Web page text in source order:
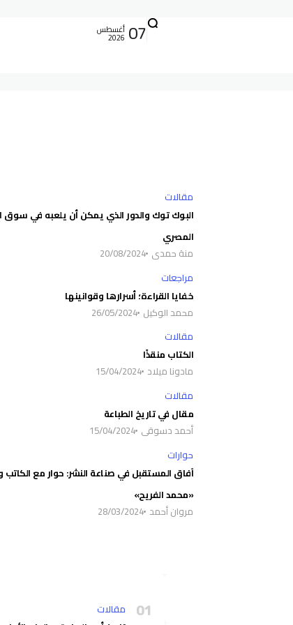
07 أغسطس
2026
مقالات
البوك توك والدور الذي يمكن أن يلعبه في سوق
المصري
منة حمدي 20/08/2024
مراجعات
خفايا القراءة؛ أسرارها وقوانينها
محمد الوكيل 26/05/2024
مقالات
الكتاب منقذًا
مادونا ميلاد 15/04/2024
مقالات
مقال في تاريخ الطباعة
أحمد دسوقي 15/04/2024
حوارات
آفاق المستقبل في صناعة النشر: حوار مع الكاتب
«محمد الفريح»
مروان أحمد 28/03/2024
01
مقالات